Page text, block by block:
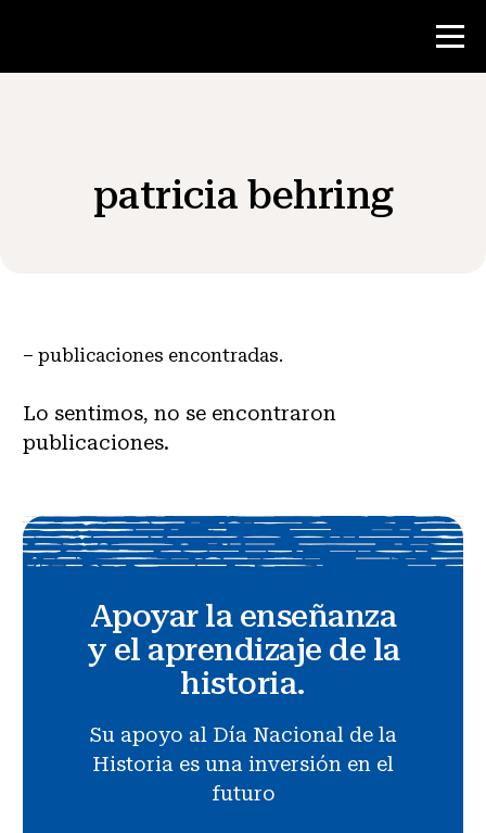
Recursos para maestros
patricia behring
– publicaciones encontradas.
Lo sentimos, no se encontraron
publicaciones.
Apoyar la enseñanza
y el aprendizaje de la
historia.
Su apoyo al Día Nacional de la
Historia es una inversión en el
futuro